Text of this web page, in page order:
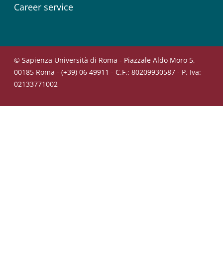
Career service
© Sapienza Università di Roma - Piazzale Aldo Moro 5,
00185 Roma - (+39) 06 49911 - C.F.: 80209930587 - P. Iva:
02133771002